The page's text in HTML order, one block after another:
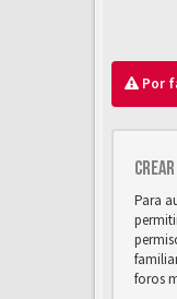
Por
Para
foros